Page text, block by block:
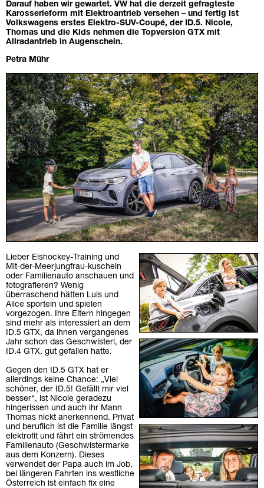
Darauf haben wir gewartet. VW hat die derzeit gefragteste
Karosserieform mit Elektroantrieb versehen – und fertig ist
Volkswagens erstes Elektro-SUV-Coupé, der ID.5. Nicole,
Thomas und die Kids nehmen die Topversion GTX mit
Allradantrieb in Augenschein.
Petra Mühr
Lieber Eishockey-Training und
Mit-der-Meerjungfrau-kuscheln
oder Familienauto anschauen und
fotografieren? Wenig
überraschend hätten Luis und
Alice sporteln und spielen
vorgezogen. Ihre Eltern hingegen
sind mehr als interessiert an dem
ID.5 GTX, da ihnen vergangenes
Jahr schon das Geschwisterl, der
ID.4 GTX, gut gefallen hatte.
Gegen den ID.5 GTX hat er
allerdings keine Chance: „Viel
schöner, der ID.5! Gefällt mir viel
besser“, ist Nicole geradezu
hingerissen und auch ihr Mann
Thomas nickt anerkennend. Privat
und beruflich ist die Familie längst
elektrofit und fährt ein strömendes
Familienauto (Geschwistermarke
aus dem Konzern). Dieses
verwendet der Papa auch im Job,
bei längeren Fahrten ins westliche
Österreich ist einfach fix eine